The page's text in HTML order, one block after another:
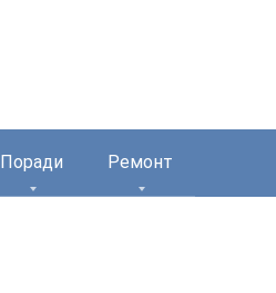
Поради Ремонт